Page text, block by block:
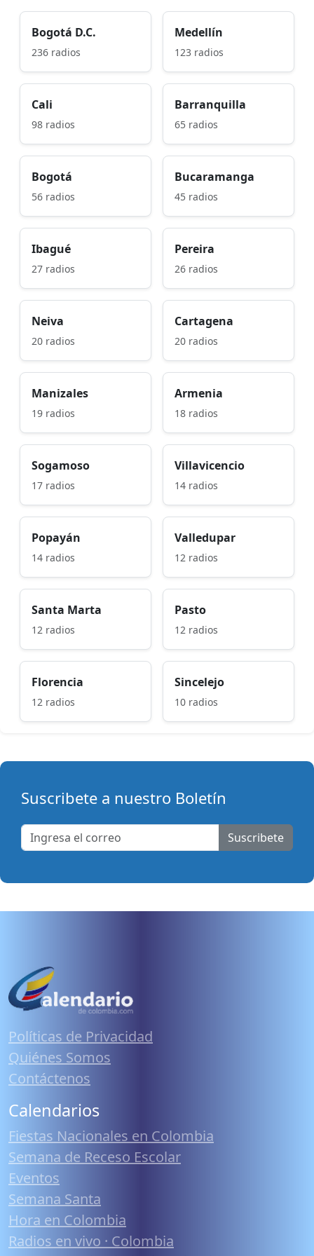
Bogotá D.C.
236 radios
Medellín
123 radios
Cali
98 radios
Barranquilla
65 radios
Bogotá
56 radios
Bucaramanga
45 radios
Ibagué
27 radios
Pereira
26 radios
Neiva
20 radios
Cartagena
20 radios
Manizales
19 radios
Armenia
18 radios
Sogamoso
17 radios
Villavicencio
14 radios
Popayán
14 radios
Valledupar
12 radios
Santa Marta
12 radios
Pasto
12 radios
Florencia
12 radios
Sincelejo
10 radios
Suscribete a nuestro Boletín
Suscribete
Políticas de Privacidad
Quiénes Somos
Contáctenos
Calendarios
Fiestas Nacionales en Colombia
Semana de Receso Escolar
Eventos
Semana Santa
Hora en Colombia
Radios en vivo · Colombia